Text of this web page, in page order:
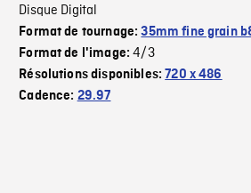
Disque Digital
Format de tournage:35mm fine grain
Format de l'image:4/3
Résolutions disponibles:720 x 486
Cadence: 29.97